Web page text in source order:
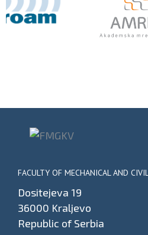
FACULTY OF MECHANICAL AND
Dositejeva 19
36000 Kraljevo
Republic of Serbia